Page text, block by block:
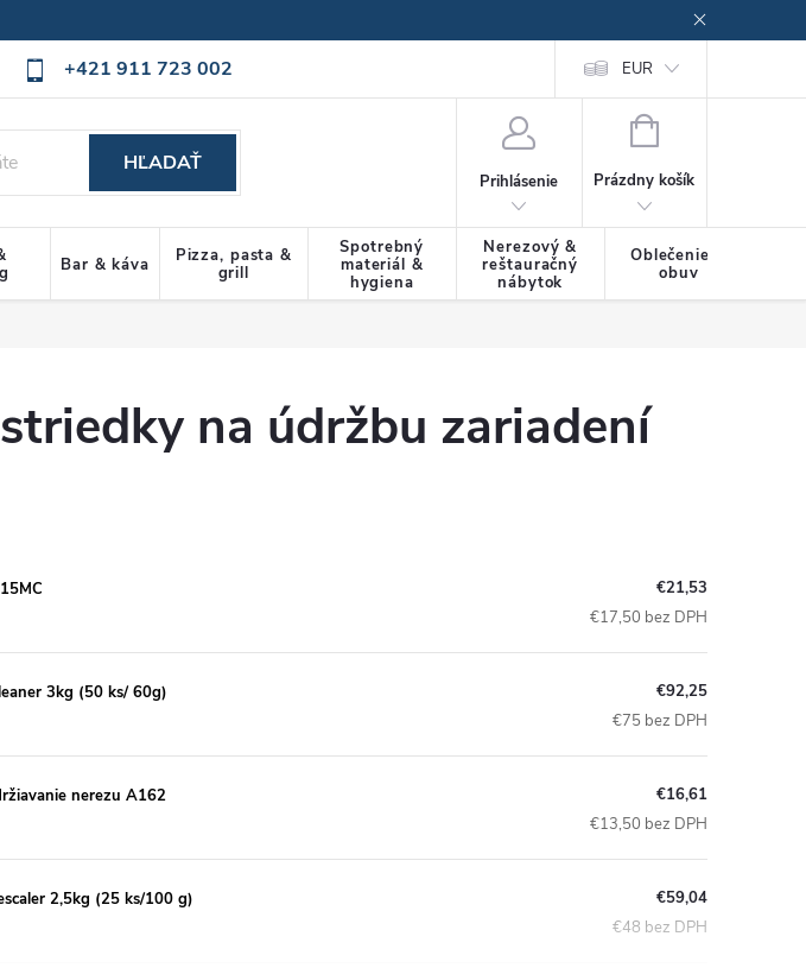
+421 911 723 002
údajov Cookies policy EUR
HĽADAŤ
Prihlásenie
NÁKUPNÝ
Prázdny košík
Bar & káva
Pizza, pasta &
grill
Spotrebný
materiál &
hygiena
Nerezový &
reštauračný
nábytok
Oblečenie &
obuv
na údržbu zariadení
€21,53
€17,50 bez DPH
3kg (50 ks/ 60g)
€92,25
€75 bez DPH
nerezu A162
€16,61
€13,50 bez DPH
2,5kg (25 ks/100 g)
€59,04
€48 bez DPH